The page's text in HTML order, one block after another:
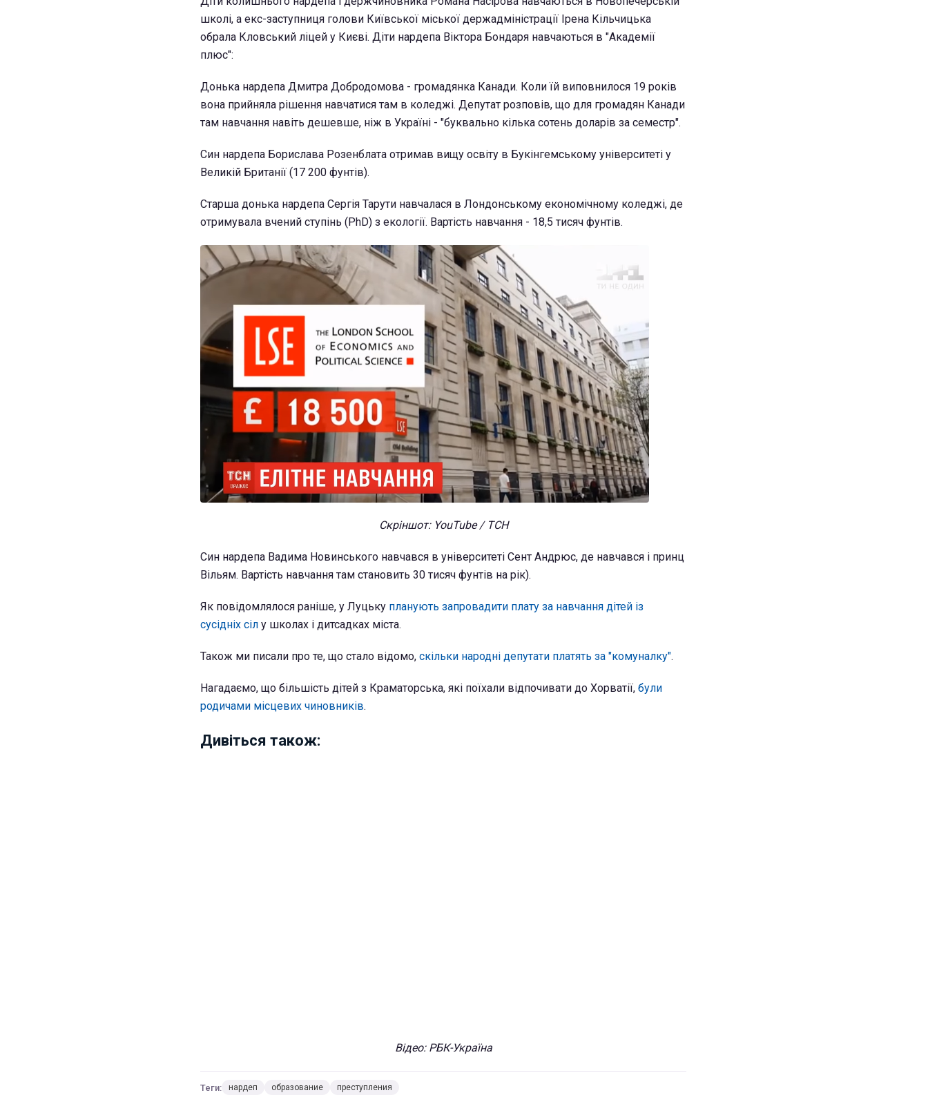
школі, а екс-заступниця голови Київської міської держадміністрації Ірена Кільчицька
обрала Кловський ліцей у Києві. Діти нардепа Віктора Бондаря навчаються в "Академії
плюс":
Донька нардепа Дмитра Добродомова - громадянка Канади. Коли їй виповнилося 19 років
вона прийняла рішення навчатися там в коледжі. Депутат розповів, що для громадян Канади
там навчання навіть дешевше, ніж в Україні - "буквально кілька сотень доларів за семестр".
Син нардепа Борислава Розенблата отримав вищу освіту в Букінгемському університеті у
Великій Британії (17 200 фунтів).
Старша донька нардепа Сергія Тарути навчалася в Лондонському економічному коледжі, де
отримувала вчений ступінь (PhD) з екології. Вартість навчання - 18,5 тисяч фунтів.
Скріншот: YouTube / ТСН
Син нардепа Вадима Новинського навчався в університеті Сент Андрюс, де навчався і принц
Вільям. Вартість навчання там становить 30 тисяч фунтів на рік).
Як повідомлялося раніше, у Луцьку планують запровадити плату за навчання дітей із
сусідніх сіл у школах і дитсадках міста.
Також ми писали про те, що стало відомо, скільки народні депутати платять за "комуналку".
Нагадаємо, що більшість дітей з Краматорська, які поїхали відпочивати до Хорватії, були
родичами місцевих чиновників.
Дивіться також:
Відео: РБК-Україна
Теги: нардеп образование преступления